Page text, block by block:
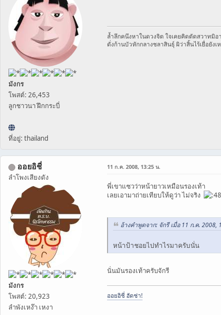
มังกร
โพสต์: 26,453
ลูกชาวนา ฝึกกระบี่
ที่อยู่: thailand
ล้ำลึกคนึงหาในดวงจิต ใจเคยคิดตัดสวาทมิอ
ดั่งก้านบัวหักกลางชลาสินธุ์ ผิว่าสิ้นไร้เยื่อยังเ
ออยอิชี่
ลำโพงเสียงดัง
มังกร
โพสต์: 20,923
ลำพังเหง๊า เหงา
11 ก.ค. 2008, 13:25 น.
พี่เขาแซวว่าหน้ายาวเหมือนรองเท้า
เลยเอามาถ่ายเทียบให้ดูว่า ไม่จริง
อ้างคำพูดจาก: จักรี เมื่อ 11 ก.ค. 2008,
หน้าป้าชอยไปทำไรมาครับนั่น
นั่นมันรองเท้าครับจักรี
ออยอิชี่ ฮัดช่า!